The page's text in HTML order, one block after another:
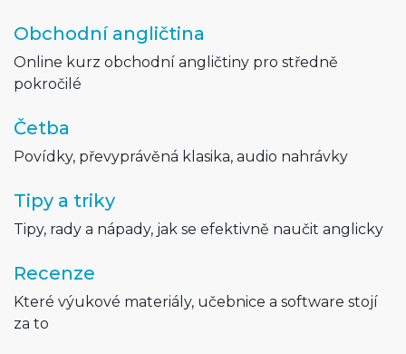
Obchodní angličtina
Online kurz obchodní angličtiny pro středně
pokročilé
Četba
Povídky, převyprávěná klasika, audio nahrávky
Tipy a triky
Tipy, rady a nápady, jak se efektivně naučit anglicky
Recenze
Které výukové materiály, učebnice a software stojí
za to